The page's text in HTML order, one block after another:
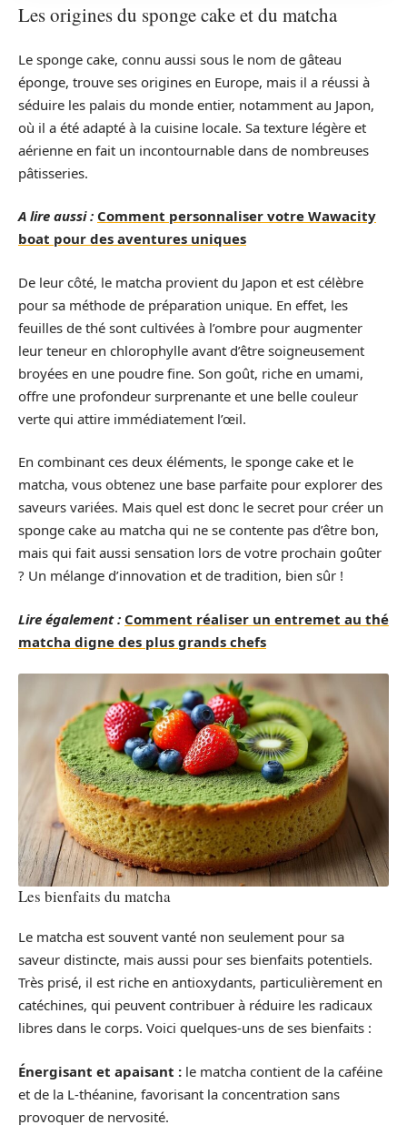
Les origines du sponge cake et du matcha
Le sponge cake, connu aussi sous le nom de gâteau
éponge, trouve ses origines en Europe, mais il a réussi à
séduire les palais du monde entier, notamment au Japon,
où il a été adapté à la cuisine locale. Sa texture légère et
aérienne en fait un incontournable dans de nombreuses
pâtisseries.
A lire aussi : Comment personnaliser votre Wawacity
boat pour des aventures uniques
De leur côté, le matcha provient du Japon et est célèbre
pour sa méthode de préparation unique. En effet, les
feuilles de thé sont cultivées à l’ombre pour augmenter
leur teneur en chlorophylle avant d’être soigneusement
broyées en une poudre fine. Son goût, riche en umami,
offre une profondeur surprenante et une belle couleur
verte qui attire immédiatement l’œil.
En combinant ces deux éléments, le sponge cake et le
matcha, vous obtenez une base parfaite pour explorer des
saveurs variées. Mais quel est donc le secret pour créer un
sponge cake au matcha qui ne se contente pas d’être bon,
mais qui fait aussi sensation lors de votre prochain goûter
? Un mélange d’innovation et de tradition, bien sûr !
Lire également : Comment réaliser un entremet au thé
matcha digne des plus grands chefs
Les bienfaits du matcha
Le matcha est souvent vanté non seulement pour sa
saveur distincte, mais aussi pour ses bienfaits potentiels.
Très prisé, il est riche en antioxydants, particulièrement en
catéchines, qui peuvent contribuer à réduire les radicaux
libres dans le corps. Voici quelques-uns de ses bienfaits :
Énergisant et apaisant : le matcha contient de la caféine
et de la L-théanine, favorisant la concentration sans
provoquer de nervosité.